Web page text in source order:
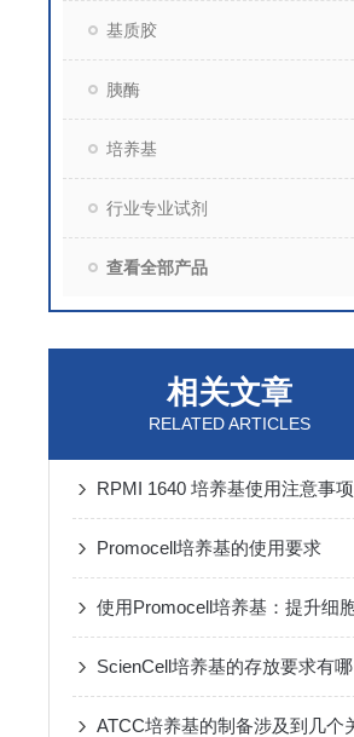
基质胶
胰酶
培养基
行业专业试剂
查看全部产品
相关文章
RELATED ARTICLES
RPMI 1640 培养基使用注意事项
Promocell培养基的使用要求